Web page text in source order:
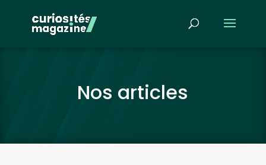
Nos articles